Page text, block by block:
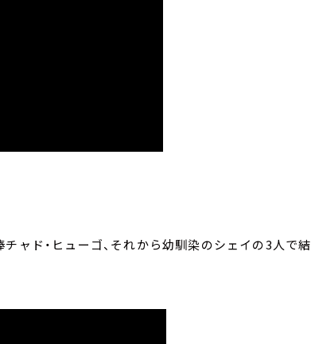
ャド・ヒューゴ、それから幼馴染のシェイの3人で結